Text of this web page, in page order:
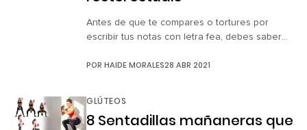
Antes de que te compares o tortures por
escribir tus notas con letra fea, debes saber
superior. No, no estamos bromeando. En un
en Estados Unidos, se detectó que las
más rápido de lo que […]
POR HAIDE MORALES28 ABR 2021
GLÚTEOS
8 Sentadillas mañaneras que